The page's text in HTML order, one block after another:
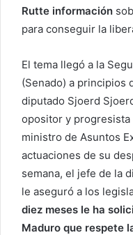
Rutte información
para conseguir la
El tema llegó a la
(Senado) a principios
diputado Sjoerd
opositor y
ministro de Asuntos
actuaciones de su
semana, el jefe de la
le aseguró a los
diez meses le ha
Maduro que respete